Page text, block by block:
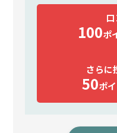
100ポ
さらに
50ポ